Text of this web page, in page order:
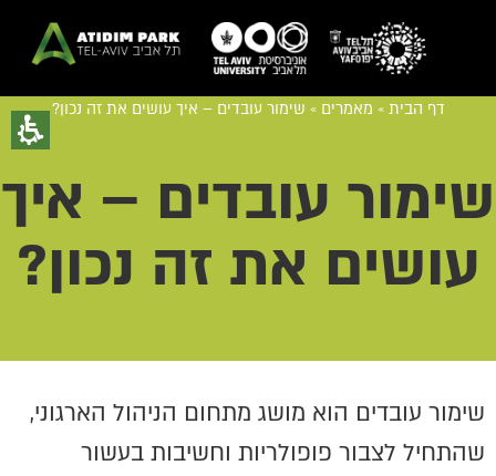
דף הבית » מאמרים » שימור עובדים – איך עושים את זה נכון?
שימור עובדים – איך
עושים את זה נכון?
שימור עובדים הוא מושג מתחום הניהול הארגוני,
שהתחיל לצבור פופולריות וחשיבות בעשור